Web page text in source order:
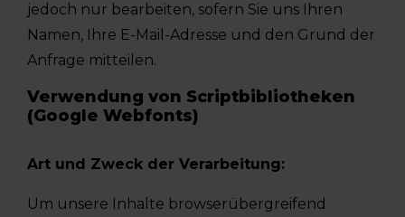
jedoch nur bearbeiten, sofern Sie uns Ihren
Namen, Ihre E-Mail-Adresse und den Grund der
Anfrage mitteilen.
Verwendung von Scriptbibliotheken
(Google Webfonts)
Art und Zweck der Verarbeitung:
Um unsere Inhalte browserübergreifend